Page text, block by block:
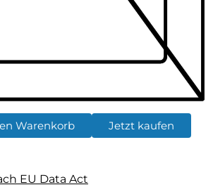
Warenkorb Jetzt kaufen
EU Data Act